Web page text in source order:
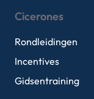
Cicerones
Rondleidingen
Incentives
Gidsentraining